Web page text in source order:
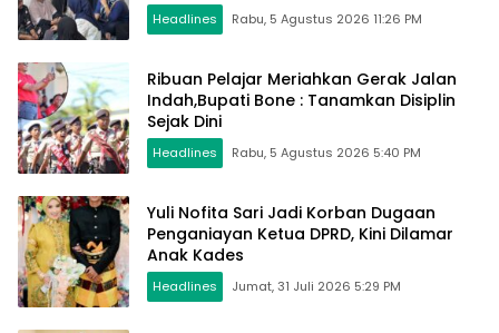
Headlines Rabu, 5 Agustus 2026 11:26 PM
Ribuan Pelajar Meriahkan Gerak Jalan
Indah,Bupati Bone : Tanamkan Disiplin
Sejak Dini
Headlines Rabu, 5 Agustus 2026 5:40 PM
Yuli Nofita Sari Jadi Korban Dugaan
Penganiayan Ketua DPRD, Kini Dilamar
Anak Kades
Headlines Jumat, 31 Juli 2026 5:29 PM